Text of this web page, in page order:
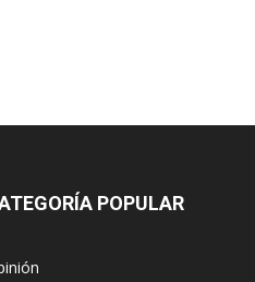
POPULAR